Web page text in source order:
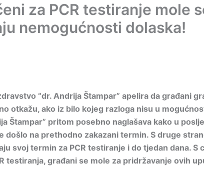
za PCR testiranje mole
nemogućnosti dolaska!
“dr. Andrija Štampar” apelira da građani
otkažu, ako iz bilo kojeg razloga nisu u
Štampar” pritom posebno naglašava kako u
došlo na prethodno zakazani termin. S druge
svoj termin za PCR testiranje i do tjedan dana. S
testiranja, građani se mole za pridržavanje ovih